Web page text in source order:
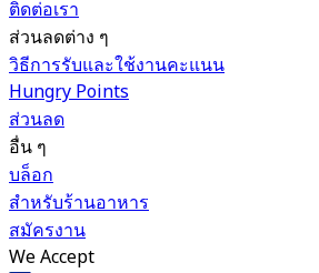
ติดต่อเรา
ส่วนลดต่าง ๆ
วิธีการรับและใช้งานคะแนน
Hungry Points
ส่วนลด
อื่น ๆ
บล็อก
สำหรับร้านอาหาร
สมัครงาน
We Accept